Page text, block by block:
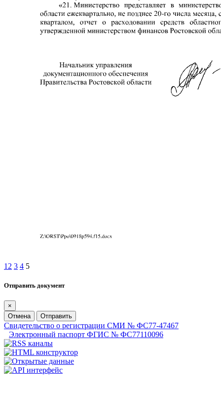
1 2 3 4 5
Отправить документ
×
Отмена
Отправить
Свидетельство о регистрации СМИ № ФС77-47467
Электронный паспорт ФГИС № ФС77110096